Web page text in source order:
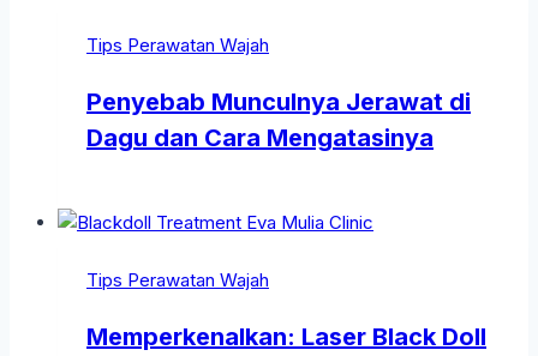
Tips Perawatan Wajah
Penyebab Munculnya Jerawat di
Dagu dan Cara Mengatasinya
Tips Perawatan Wajah
Memperkenalkan: Laser Black Doll